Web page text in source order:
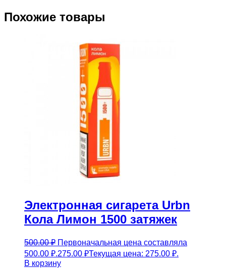
Похожие товары
Электронная сигарета Urbn
Кола Лимон 1500 затяжек
500.00₽ Первоначальная цена составляла
500.00 ₽.275.00 ₽Текущая цена: 275.00 ₽.
В корзину